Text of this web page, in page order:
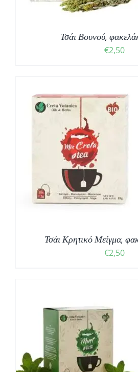
Τσάι Βουνού,
€2,50
Τσάι Κρητικό Μείγμα,
€2,50